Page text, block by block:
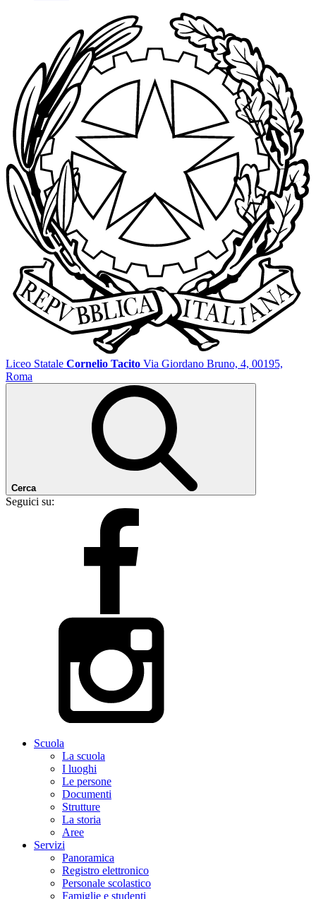
Liceo Statale Cornelio Tacito Via Giordano Bruno, 4, 00195,
Roma
Cerca
Seguici su:
Scuola
La scuola
I luoghi
Le persone
Documenti
Strutture
La storia
Aree
Servizi
Panoramica
Registro elettronico
Personale scolastico
Famiglie e studenti